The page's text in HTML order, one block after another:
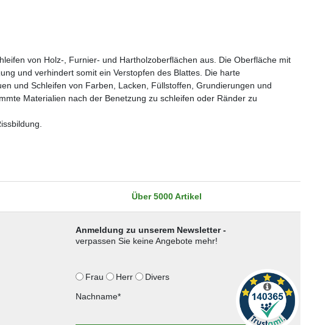
von Holz-, Furnier- und Hartholzoberflächen aus. Die Oberfläche mit
und verhindert somit ein Verstopfen des Blattes. Die harte
und Schleifen von Farben, Lacken, Füllstoffen, Grundierungen und
Materialien nach der Benetzung zu schleifen oder Ränder zu
Über 5000 Artikel
Anmeldung zu unserem Newsletter -
verpassen Sie keine Angebote mehr!
Frau Herr
Divers
Nachname*